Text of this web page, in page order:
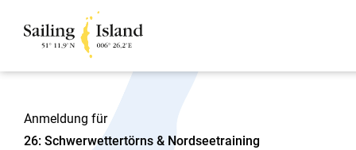
Anmeldung für
26: Schwerwettertörns & Nordseetraining